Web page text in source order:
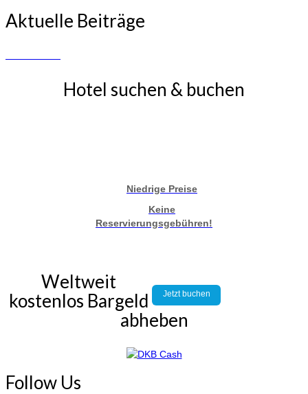
Aktuelle Beiträge
Hotel suchen & buchen
Niedrige Preise
Keine
Reservierungsgebühren!
Jetzt buchen
Weltweit
kostenlos Bargeld
abheben
Follow Us